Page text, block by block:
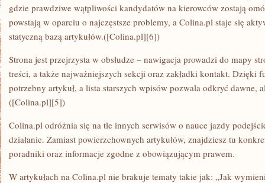
gdzie prawdziwe wątpliwości kandydatów na kierowców zostają
powstają w oparciu o najczęstsze problemy, a Colina.pl staje się
statyczną bazą artykułów.([Colina.pl][6])
Strona jest przejrzysta w obsłudze – nawigacja prowadzi do mapy
treści, a także najważniejszych sekcji oraz zakładki kontakt. Dzięki
potrzebny artykuł, a lista starszych wpisów pozwala odkryć dawne,
([Colina.pl][5])
Colina.pl odróżnia się na tle innych serwisów o nauce jazdy
działanie. Zamiast powierzchownych artykułów, znajdziesz tu
poradniki oraz informacje zgodne z obowiązującym prawem.
W artykułach na Colina.pl nie brakuje tematy takie jak: „Jak